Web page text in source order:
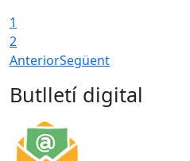
1
2
AnteriorSegüent
Butlletí digital